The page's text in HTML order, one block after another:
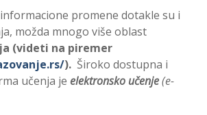
promene dotakle su i
možda mnogo više oblast
(videti na piremer
). Široko dostupna i
učenja je elektronsko učenje(e-